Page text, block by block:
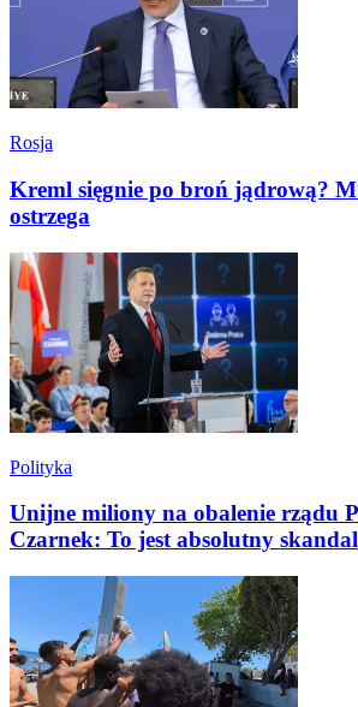
Rosja
Kreml sięgnie po broń jądrową?
ostrzega
Polityka
Unijne miliony na obalenie rządu
Czarnek: To jest absolutny skandal